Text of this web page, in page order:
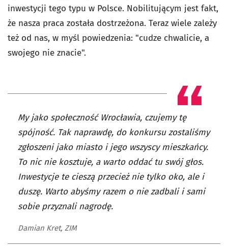
inwestycji tego typu w Polsce. Nobilitującym jest fakt,
że nasza praca została dostrzeżona. Teraz wiele zależy
też od nas, w myśl powiedzenia: "cudze chwalicie, a
swojego nie znacie".
My jako społeczność Wrocławia, czujemy tę
spójność. Tak naprawdę, do konkursu zostaliśmy
zgłoszeni jako miasto i jego wszyscy mieszkańcy.
To nic nie kosztuje, a warto oddać tu swój głos.
Inwestycje te cieszą przecież nie tylko oko, ale i
duszę. Warto abyśmy razem o nie zadbali i sami
sobie przyznali nagrodę.
Damian Kret, ZIM